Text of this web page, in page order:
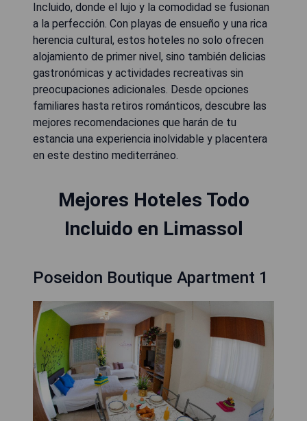
Incluido, donde el lujo y la comodidad se fusionan
a la perfección. Con playas de ensueño y una rica
herencia cultural, estos hoteles no solo ofrecen
alojamiento de primer nivel, sino también delicias
gastronómicas y actividades recreativas sin
preocupaciones adicionales. Desde opciones
familiares hasta retiros románticos, descubre las
mejores recomendaciones que harán de tu
estancia una experiencia inolvidable y placentera
en este destino mediterráneo.
Mejores Hoteles Todo
Incluido en Limassol
Poseidon Boutique Apartment 1